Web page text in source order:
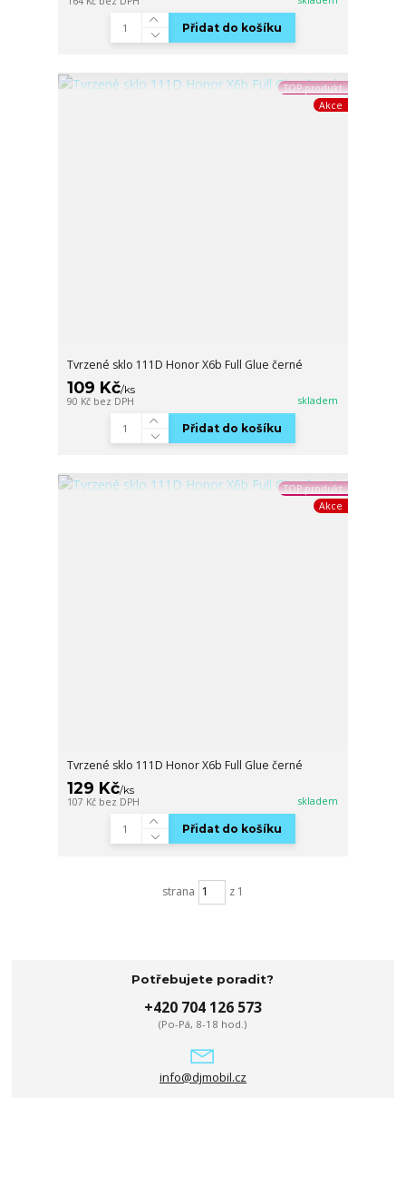
Přidat do košíku
TOP produkt
Akce
Tvrzené sklo 111D Honor X6b Full Glue černé
109 Kč/ks
90 Kč bez DPH skladem
Přidat do košíku
TOP produkt
Akce
Tvrzené sklo 111D Honor X6b Full Glue černé
129 Kč/ks
107 Kč bez DPH skladem
Přidat do košíku
strana z 1
Potřebujete poradit?
+420 704 126 573
(Po-Pá, 8-18 hod.)
info@djmobil.cz